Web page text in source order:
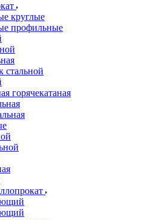
круглые
профильные
стальной
горячекатаная